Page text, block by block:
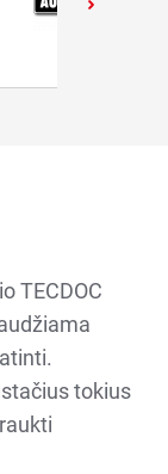
TECDOC
tokius